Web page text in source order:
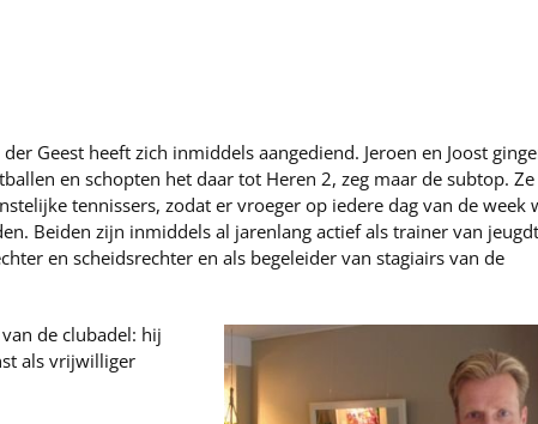
Geest heeft zich inmiddels aangediend. Jeroen en Joost
en schopten het daar tot Heren 2, zeg maar de subtop.
tennissers, zodat er vroeger op iedere dag van de week
Beiden zijn inmiddels al jarenlang actief als trainer van
en scheidsrechter en als begeleider van stagiairs van de
de clubadel: hij
als vrijwilliger